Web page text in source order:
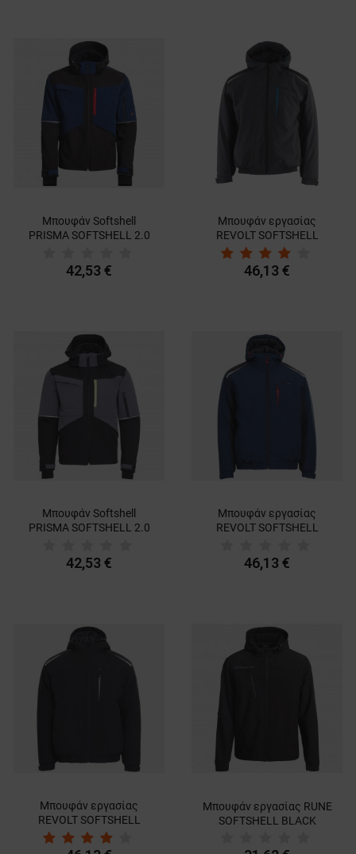
Μπουφάν Softshell
PRISMA SOFTSHELL 2.0
42,53 €
Μπουφάν εργασίας
REVOLT SOFTSHELL
WINTER
46,13 €
Μπουφάν Softshell
PRISMA SOFTSHELL 2.0
42,53 €
Μπουφάν εργασίας
REVOLT SOFTSHELL
BLUE/BLACK
46,13 €
Μπουφάν εργασίας
REVOLT SOFTSHELL
WINTER BLACK
Μπουφάν εργασίας RUNE
SOFTSHELL BLACK